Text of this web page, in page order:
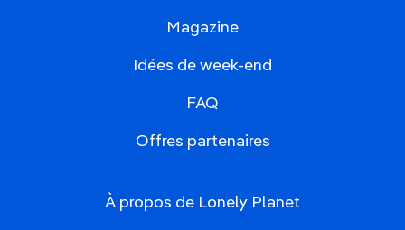
Magazine
Idées de week-end
FAQ
Offres partenaires
À propos de Lonely Planet